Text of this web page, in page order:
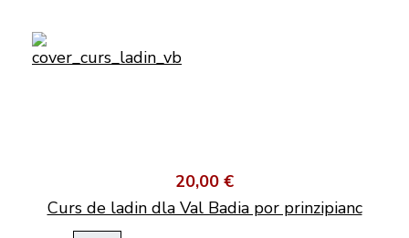
20,00 €
Curs de ladin dla Val Badia por prinzipianc